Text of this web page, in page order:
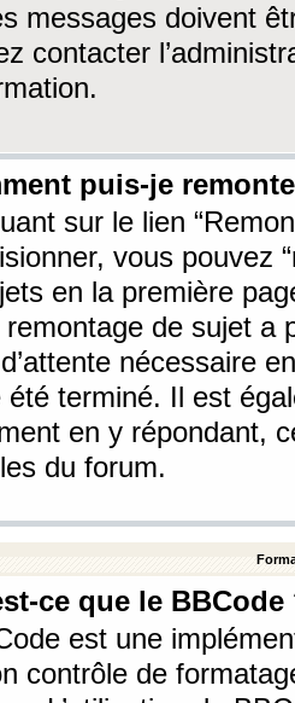
messages doivent
contacter
puis-je
sur le lien
vous pouvez
en la première
remontage de sujet a
nécessaire
été terminé. Il est
en y répondant,
du forum.
ce que le BBCode
est une
contrôle de